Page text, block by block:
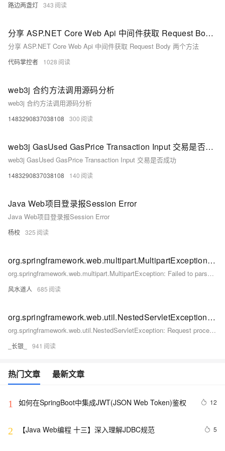
路边两盏灯 343
分享 ASP.NET Core Web Api 中间件获取 Request Body 两个方法
分享 ASP.NET Core Web Api 中间件获取 Request Body 两个方法
代码掌控者 1028
web3j 合约方法调用源码分析
web3j 合约方法调用源码分析
1483290837038108 300
web3j GasUsed GasPrice Transaction Input 交易是否成功
web3j GasUsed GasPrice Transaction Input 交易是否成功
1483290837038108 140
Java Web项目登录报Session Error
Java Web项目登录报Session Error
杨校 325
org.springframework.web.multipart.MultipartException: Failed to parse multipart servlet request； nes
org.springframework.web.multipart.MultipartException: Failed to parse multipart servlet request； nes
风水道人 685
org.springframework.web.util.NestedServletException: Request processing failed； nested exception....
org.springframework.web.util.NestedServletException: Request processing failed； nested exception....
_长银_ 941
热门文章 最新文章
1 如何在SpringBoot中集成JWT(JSON Web Token)鉴权 12
2 【Java Web编程 十三】深入理解JDBC规范 5